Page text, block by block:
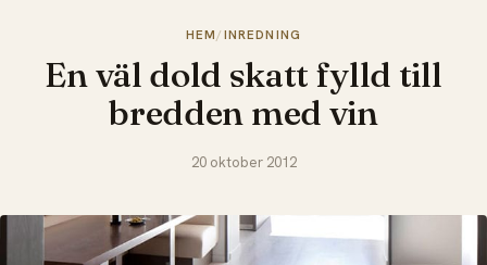
HEM/ INREDNING
En väl dold skatt fylld till
bredden med vin
20 oktober 2012